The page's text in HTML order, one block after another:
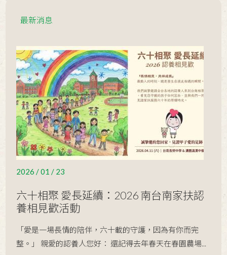
2023 / 02 / 13
發典禮
2022 / 09 / 15
2022年寒冬送暖活動
2022 / 02 / 23 寄養家庭招募
2022 / 02 / 22 【展翼少年棒壘隊】
2022 / 01 / 31 《不一樣的過年，祝福無限》
2022 / 01 / 25 安工婦女聯誼會 傳愛過好年
2022 / 01 / 19
🍀寄養守門員🍀 「媽媽~我做的蔥油
餅好好吃喔!」
最新消息
2026 / 01 / 23
六十相聚 愛長延續：2026 南台南家扶認
養相見歡活動
「愛是一場長情的陪伴，六十載的守護，因為有你而完
整。」 親愛的認養人您好： 還記得去年春天在春園農場...